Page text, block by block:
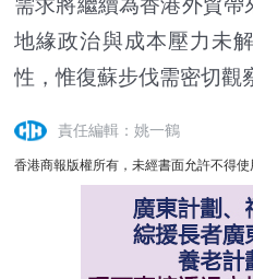
地緣政治與成本壓力未
性，惟復蘇步伐需密切觀
責任編輯：姚一鶴
香港商報版權所有，未經書面允許不得使